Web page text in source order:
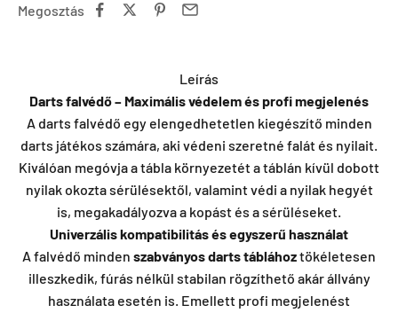
Megosztás
Leírás
Darts falvédő – Maximális védelem és profi megjelenés
A darts falvédő egy elengedhetetlen kiegészítő minden
darts játékos számára, aki védeni szeretné falát és nyilait.
Kiválóan megóvja a tábla környezetét a táblán kívül dobott
nyilak okozta sérülésektől, valamint védi a nyilak hegyét
is, megakadályozva a kopást és a sérüléseket.
Univerzális kompatibilitás és egyszerű használat
A falvédő minden szabványos darts tábláhoztökéletesen
illeszkedik, fúrás nélkül stabilan rögzíthető akár állvány
használata esetén is. Emellett profi megjelenést